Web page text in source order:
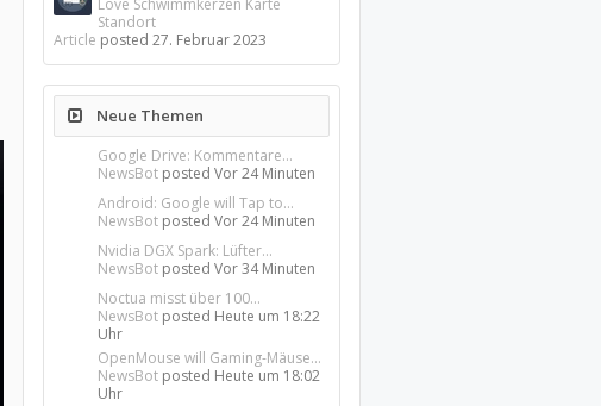
Love Schwimmkerzen Karte
Standort
Article posted27. Februar 2023
Neue Themen
Google Drive: Kommentare...
NewsBot postedVor 24 Minuten
Android: Google will Tap to...
NewsBot postedVor 24 Minuten
Nvidia DGX Spark: Lüfter...
NewsBot postedVor 34 Minuten
Noctua misst über 100...
NewsBot posted Heute um 18:22
Uhr
OpenMouse will Gaming-Mäuse...
NewsBot posted Heute um 18:02
Uhr